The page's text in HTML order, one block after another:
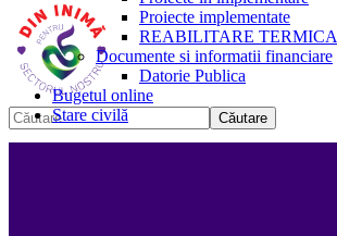
Proiecte implementate
REABILITARE TERMICA
Documente si informatii financiare
Datorie Publica
Bugetul online
Stare civilă